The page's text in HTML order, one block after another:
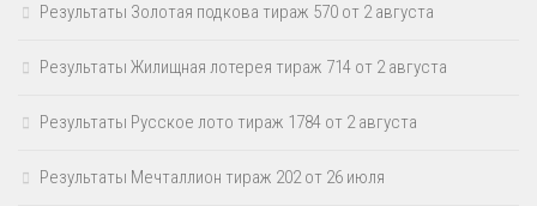
Результаты Золотая подкова тираж 570 от 2 августа
Результаты Жилищная лотерея тираж 714 от 2 августа
Результаты Русское лото тираж 1784 от 2 августа
Результаты Мечталлион тираж 202 от 26 июля